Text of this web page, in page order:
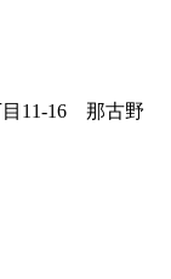
目11-16 那古野